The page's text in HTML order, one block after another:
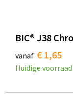
BIC® J38
vanaf € 1,65
Huidige voorraad